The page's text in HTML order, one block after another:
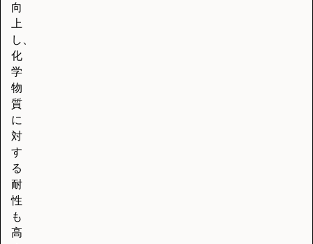
向
上
し、
化
学
物
質
に
対
す
る
耐
性
も
高